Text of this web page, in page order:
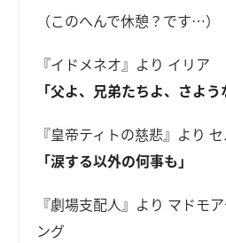
（このへんで休憩？です…）
『イドメネオ』より イリア
「父よ、兄弟たちよ、さよう
『皇帝ティトの慈悲』より
「涙する以外の何事も」
『劇場支配人』より マドモ
ング